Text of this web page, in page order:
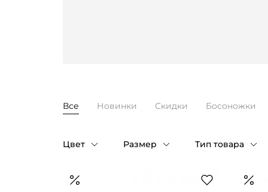
Все Новинки Скидки Босоножки
Цвет
Размер
Тип товара